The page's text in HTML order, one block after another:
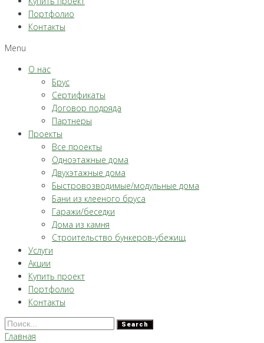
Портфолио
Контакты
Menu
О нас
Брус
Сертификаты
Договор подряда
Партнеры
Проекты
Все проекты
Одноэтажные дома
Двухэтажные дома
Быстровозводимые/модульные дома
Бани из клееного бруса
Гаражи/беседки
Дома из камня
Строительство бункеров-убежищ
Услуги
Акции
Купить проект
Портфолио
Контакты
Search
Главная